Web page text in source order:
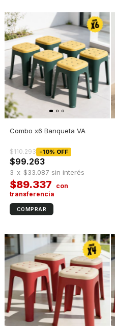
Combo x6 Banqueta VA
$99.263
-10% OFF
$110.293
$89.337
3 x $33.087 sin interés